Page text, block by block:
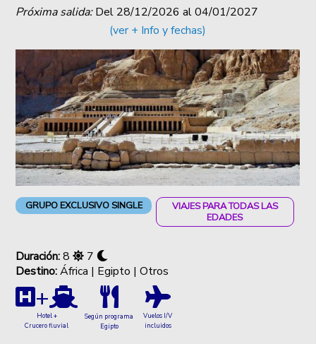
Próxima salida:Del 28/12/2026 al04/01/2027
(ver + Info y fechas)
GRUPO EXCLUSIVO SINGLE
VIAJES PARA TODAS LAS
EDADES
Duración:8
7
Destino:África | Egipto | Otros
+
Hotel +
Crucero fluvial
Según programa
Egipto
Vuelos I/V
incluidos